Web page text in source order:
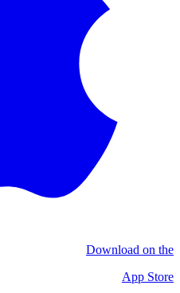
Download on the
App Store